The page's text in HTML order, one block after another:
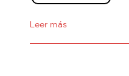
Leer más